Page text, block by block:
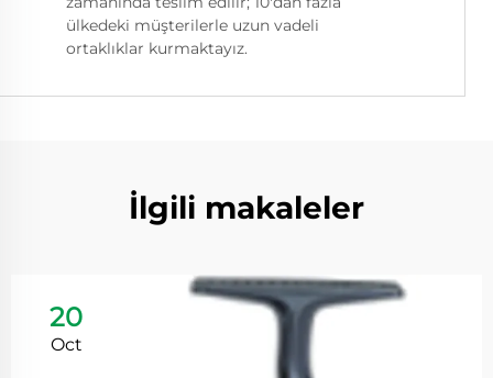
ülkedeki müşterilerle uzun vadeli
ortaklıklar kurmaktayız.
İlgili makaleler
20
Oct